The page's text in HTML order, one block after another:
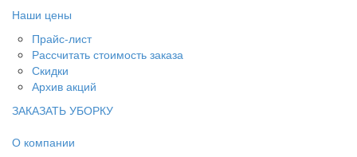
Наши цены
Прайс-лист
Рассчитать стоимость заказа
Скидки
Архив акций
ЗАКАЗАТЬ УБОРКУ
О компании